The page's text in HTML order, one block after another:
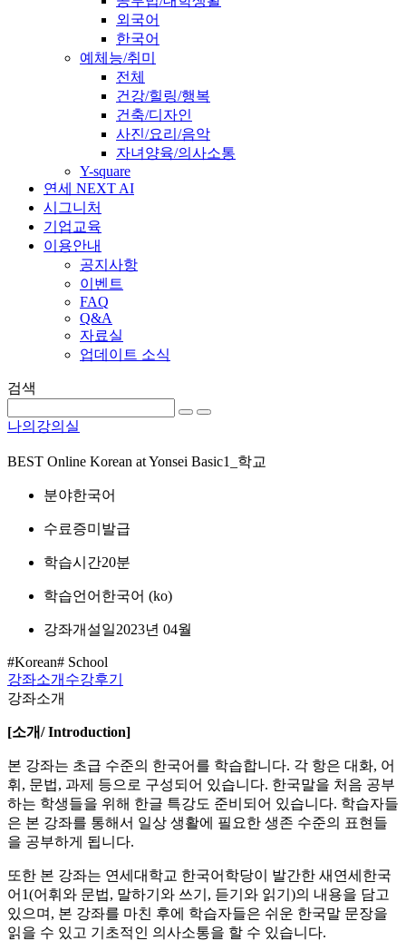
외국어
한국어
예체능/취미
전체
건강/힐링/행복
건축/디자인
사진/요리/음악
자녀양육/의사소통
Y-square
연세 NEXT AI
시그니처
기업교육
이용안내
공지사항
이벤트
FAQ
Q&A
자료실
업데이트 소식
검색
나의강의실
BEST Online Korean at Yonsei Basic1_학교
분야한국어
수료증미발급
학습시간20분
학습언어 한국어 ‎(ko)‎
강좌개설일2023년 04월
#Korean# School
강좌소개 수강후기
강좌소개
[소개/ Introduction]
본 강좌는 초급 수준의 한국어를 학습합니다. 각 항은 대화, 어
휘, 문법, 과제 등으로 구성되어 있습니다. 한국말을 처음 공부
하는 학생들을 위해 한글 특강도 준비되어 있습니다. 학습자들
은 본 강좌를 통해서 일상 생활에 필요한 생존 수준의 표현들
을 공부하게 됩니다.
또한 본 강좌는 연세대학교 한국어학당이 발간한 새연세한국
어1(어휘와 문법, 말하기와 쓰기, 듣기와 읽기)의 내용을 담고
있으며, 본 강좌를 마친 후에 학습자들은 쉬운 한국말 문장을
읽을 수 있고 기초적인 의사소통을 할 수 있습니다.